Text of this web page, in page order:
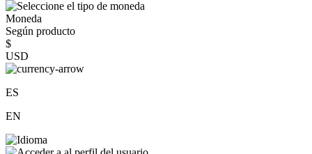
Moneda
Según producto
$
USD
ES
EN